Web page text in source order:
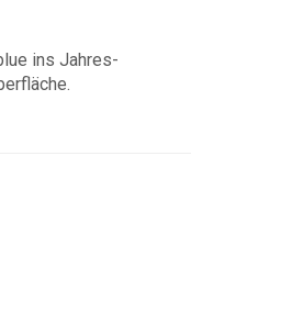
ins Jahres-